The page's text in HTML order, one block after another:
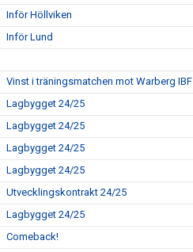
Inför Höllviken
Inför Lund
Vinst i träningsmatchen mot Warberg IBF
Lagbygget 24/25
Lagbygget 24/25
Lagbygget 24/25
Lagbygget 24/25
Utvecklingskontrakt 24/25
Lagbygget 24/25
Comeback!